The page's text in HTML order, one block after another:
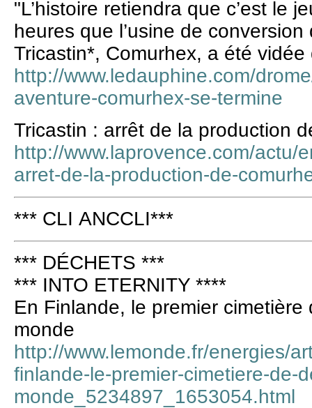
"L’histoire retiendra que c’est le
heures que l’usine de conversion
Tricastin*, Comurhex, a été vidée
http://www.ledauphine.com/
aventure-comurhex-se-termine
Tricastin : arrêt de la production
http://www.laprovence.com/actu/
arret-de-la-production-de-
*** CLI ANCCLI***
*** DÉCHETS ***
*** INTO ETERNITY ****
En Finlande, le premier
monde
http://www.lemonde.fr/energies/
finlande-le-premier-cimetiere-de-
monde_5234897_1653054.html